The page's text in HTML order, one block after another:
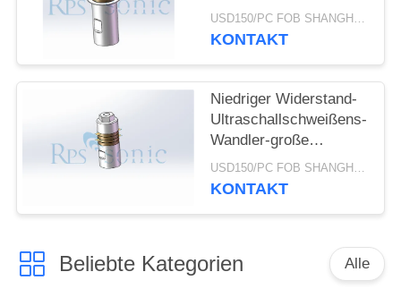
Innenraum-Ordnung
USD150/PC FOB SHANGHAI MOQ:1pcs
KONTAKT
Niedriger Widerstand-
Ultraschallschweißens-
Wandler-große
Umfangs-Dichtung
USD150/PC FOB SHANGHAI MOQ:1pcs
KONTAKT
Beliebte Kategorien Alle